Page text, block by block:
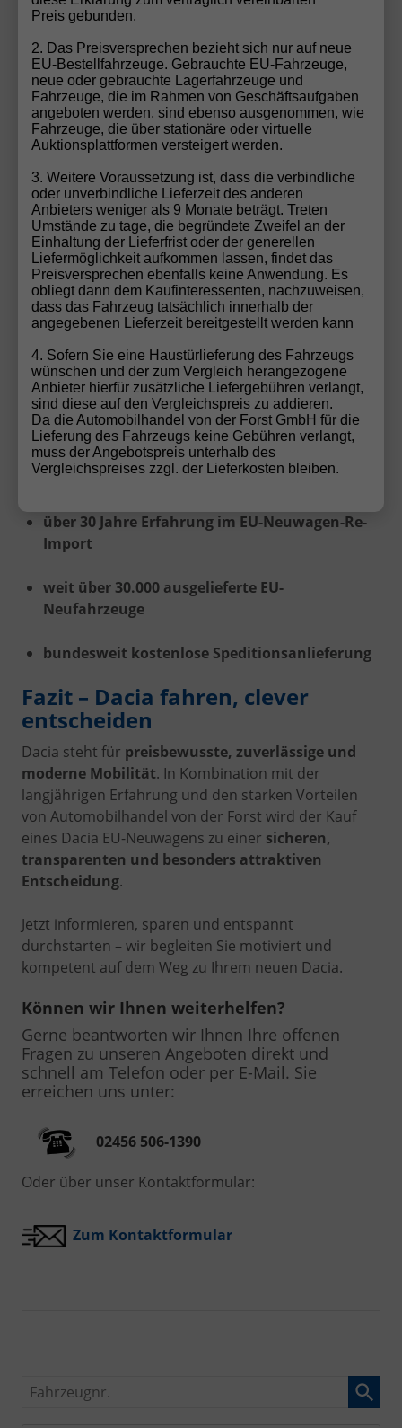
deutschen UVP
identischer Qualität und Ausstattung
voller europaweiter Herstellergarantie
uneingeschränkten Serviceleistungen in
So wird der Kauf eines Neuwagens besonders
wirtschaftlich und transparent.
Dacia EU-Neuwagen bei
Automobilhandel von der Forst
Beim Kauf eines Dacia EU-Neuwagens bei
Automobilhandel von der Forst genießen Sie
maximale Sicherheit und Komfort:
keine Anzahlung bei Bestellung
Kaufvertrag nach deutschem Recht
über 30 Jahre Erfahrung im EU-Neuwagen-Re-
Import
weit über 30.000 ausgelieferte EU-
Neufahrzeuge
bundesweit kostenlose Speditionsanlieferung
Fazit – Dacia fahren, clever
entscheiden
Dacia steht für preisbewusste, zuverlässige und
moderne Mobilität. In Kombination mit der
langjährigen Erfahrung und den starken Vorteilen
von Automobilhandel von der Forst wird der Kauf
eines Dacia EU-Neuwagens zu einer sicheren,
transparenten und besonders attraktiven
Entscheidung.
Jetzt informieren, sparen und entspannt
durchstarten – wir begleiten Sie motiviert und
kompetent auf dem Weg zu Ihrem neuen Dacia.
Können wir Ihnen weiterhelfen?
Gerne beantworten wir Ihnen Ihre offenen
Fragen zu unseren Angeboten direkt und
schnell am Telefon oder per E-Mail. Sie
erreichen uns unter:
02456 506-1390
Oder über unser Kontaktformular:
Zum Kontaktformular
Fahrzeugnr.
Preis gebunden.
2. Das Preisversprechen bezieht sich nur auf neue
EU-Bestellfahrzeuge. Gebrauchte EU-Fahrzeuge,
neue oder gebrauchte Lagerfahrzeuge und
Fahrzeuge, die im Rahmen von Geschäftsaufgaben
angeboten werden, sind ebenso ausgenommen, wie
Fahrzeuge, die über stationäre oder virtuelle
Auktionsplattformen versteigert werden.
3. Weitere Voraussetzung ist, dass die verbindliche
oder unverbindliche Lieferzeit des anderen
Anbieters weniger als 9 Monate beträgt. Treten
Umstände zu tage, die begründete Zweifel an der
Einhaltung der Lieferfrist oder der generellen
Liefermöglichkeit aufkommen lassen, findet das
Preisversprechen ebenfalls keine Anwendung. Es
obliegt dann dem Kaufinteressenten, nachzuweisen,
dass das Fahrzeug tatsächlich innerhalb der
angegebenen Lieferzeit bereitgestellt werden kann
4. Sofern Sie eine Haustürlieferung des Fahrzeugs
wünschen und der zum Vergleich herangezogene
Anbieter hierfür zusätzliche Liefergebühren verlangt,
sind diese auf den Vergleichspreis zu addieren.
Da die Automobilhandel von der Forst GmbH für die
Lieferung des Fahrzeugs keine Gebühren verlangt,
muss der Angebotspreis unterhalb des
Vergleichspreises zzgl. der Lieferkosten bleiben.